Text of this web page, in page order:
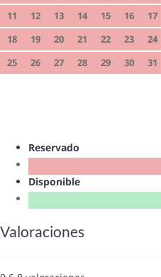
11
12 13 14 15 16
17
18
19 20 21 22 23
24
25
26 27 28 29 30 31
Reservado
Disponible
Valoraciones